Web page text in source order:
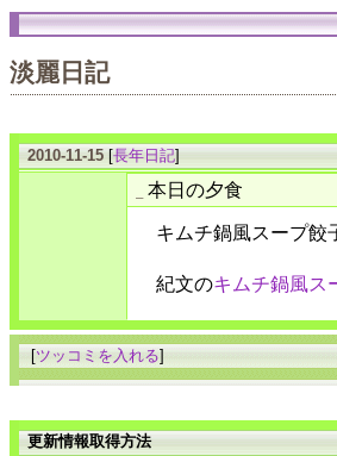
淡麗日記
2010-11-15 [長年日記]
本日の夕食
キムチ鍋風スープ餃
紀文のキムチ鍋風ス
[ツッコミを入れる]
更新情報取得方法